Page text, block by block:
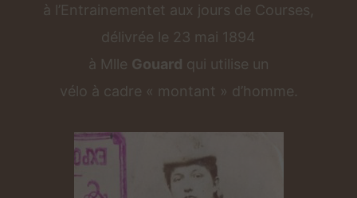
à l’Entrainementet aux jours de Courses,
délivrée le 23 mai 1894
à Mlle Gouard qui utilise un
​vélo à cadre « montant » d’homme.